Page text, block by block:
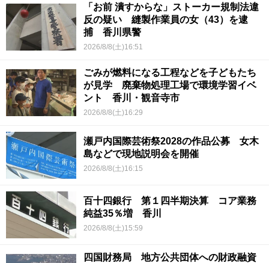
「お前 潰すからな」ストーカー規制法違
反の疑い 縫製作業員の女（43）を逮
捕 香川県警
2026/8/8(土)16:51
ごみが燃料になる工程などを子どもたち
が見学 廃棄物処理工場で環境学習イベ
ント 香川・観音寺市
2026/8/8(土)16:29
瀬戸内国際芸術祭2028の作品公募 女木
島などで現地説明会を開催
2026/8/8(土)16:15
百十四銀行 第１四半期決算 コア業務
純益35％増 香川
2026/8/8(土)15:59
四国財務局 地方公共団体への財政融資